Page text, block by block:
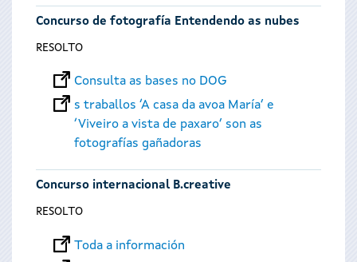
Concurso de fotografía Entendendo as nubes
RESOLTO
Consulta as bases no DOG
s traballos ‘A casa da avoa María’ e
‘Viveiro a vista de paxaro’ son as
fotografías gañadoras
Concurso internacional B.creative
RESOLTO
Toda a información